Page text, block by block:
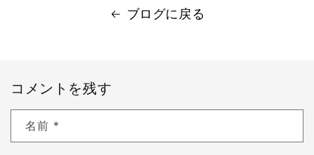
ブログに戻る
コメントを残す
名前 *